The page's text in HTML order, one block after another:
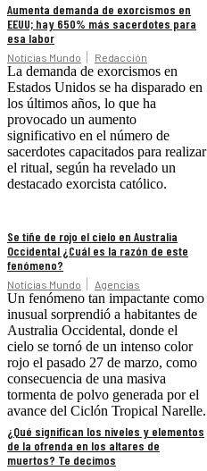
Aumenta demanda de exorcismos en
EEUU; hay 650% más sacerdotes para
esa labor
Noticias Mundo Redacción
La demanda de exorcismos en
Estados Unidos se ha disparado en
los últimos años, lo que ha
provocado un aumento
significativo en el número de
sacerdotes capacitados para realizar
el ritual, según ha revelado un
destacado exorcista católico.
Se tiñe de rojo el cielo en Australia
Occidental ¿Cuál es la razón de este
fenómeno?
Noticias Mundo Agencias
Un fenómeno tan impactante como
inusual sorprendió a habitantes de
Australia Occidental, donde el
cielo se tornó de un intenso color
rojo el pasado 27 de marzo, como
consecuencia de una masiva
tormenta de polvo generada por el
avance del Ciclón Tropical Narelle.
¿Qué significan los niveles y elementos
de la ofrenda en los altares de
muertos? Te decimos